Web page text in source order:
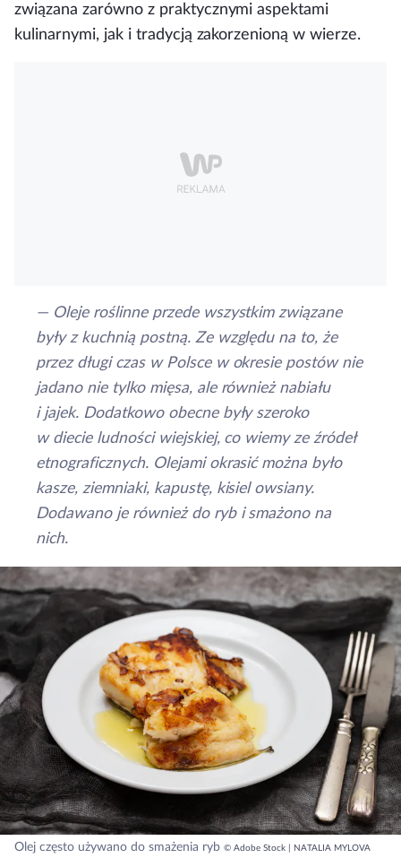
związana zarówno z praktycznymi aspektami
kulinarnymi, jak i tradycją zakorzenioną w wierze.
— Oleje roślinne przede wszystkim związane
były z kuchnią postną. Ze względu na to, że
przez długi czas w Polsce w okresie postów nie
jadano nie tylko mięsa, ale również nabiału
i jajek. Dodatkowo obecne były szeroko
w diecie ludności wiejskiej, co wiemy ze źródeł
etnograficznych. Olejami okrasić można było
kasze, ziemniaki, kapustę, kisiel owsiany.
Dodawano je również do ryb i smażono na
nich.
Olej często używano do smażenia ryb © Adobe Stock | NATALIA MYLOVA